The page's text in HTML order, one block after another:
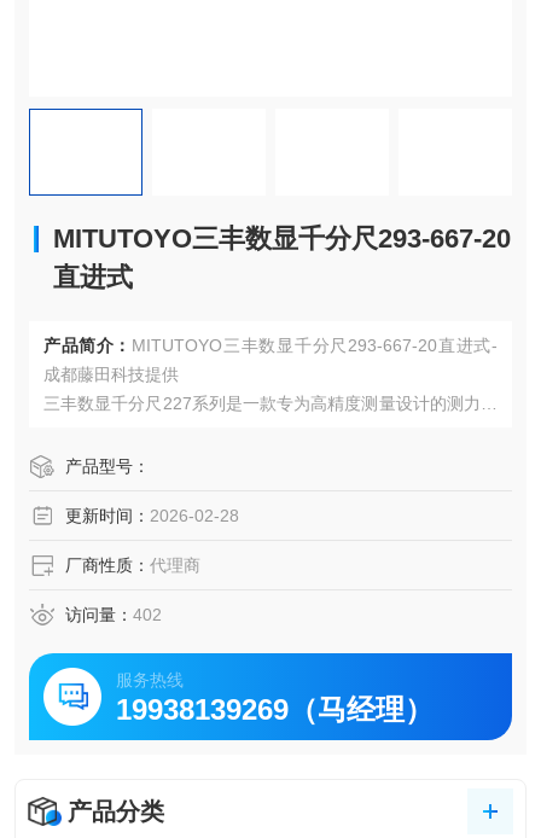
MITUTOYO三丰数显千分尺293-667-20
直进式
产品简介： MITUTOYO三丰数显千分尺293-667-20直进式-
成都藤田科技提供
三丰数显千分尺227系列是一款专为高精度测量设计的测力可
测量。产品型号：
更新时间： 2026-02-28
厂商性质： 代理商
访问量： 402
服务热线
19938139269（马经理）
产品分类